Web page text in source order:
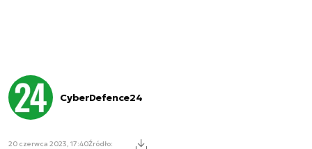
CyberDefence24
20 czerwca 2023, 17:40Źródło: